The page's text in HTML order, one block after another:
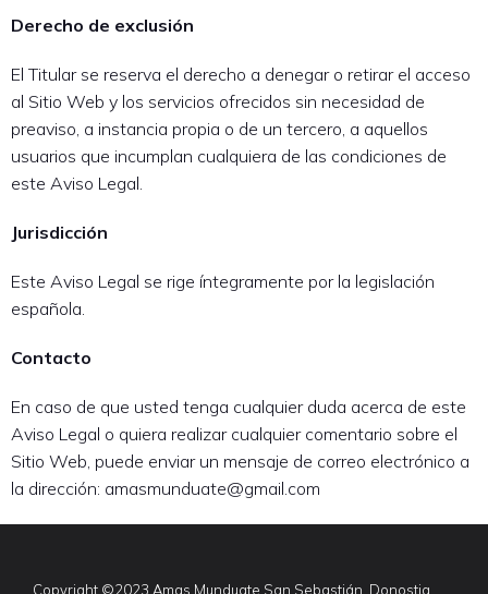
Derecho de exclusión
El Titular se reserva el derecho a denegar o retirar el acceso
al Sitio Web y los servicios ofrecidos sin necesidad de
preaviso, a instancia propia o de un tercero, a aquellos
usuarios que incumplan cualquiera de las condiciones de
este Aviso Legal.
Jurisdicción
Este Aviso Legal se rige íntegramente por la legislación
española.
Contacto
En caso de que usted tenga cualquier duda acerca de este
Aviso Legal o quiera realizar cualquier comentario sobre el
Sitio Web, puede enviar un mensaje de correo electrónico a
la dirección: amasmunduate@gmail.com
Copyright ©2023 Amas Munduate San Sebastián, Donostia.